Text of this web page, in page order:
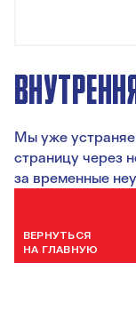
Мы уже
страницу через
за временные
ВЕРНУТЬСЯ
НА ГЛАВНУЮ